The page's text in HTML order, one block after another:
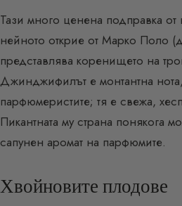
Тази много ценена подправка от
нейното открие от Марко Поло
представлява коренището на
Джинджифилът е монтантна
парфюмеристите; тя е свежа,
Пикантната му страна понякога
сапунен аромат на парфюмите.
Хвойновите плодове